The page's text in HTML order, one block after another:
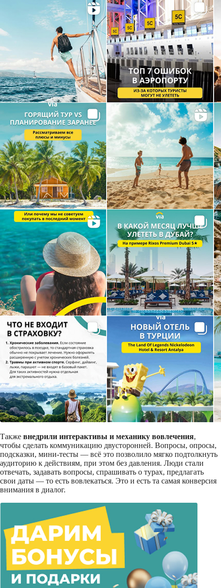
Также внедрили интерактивы и механику вовлечения,
чтобы сделать коммуникацию двусторонней. Вопросы, опросы,
подсказки, мини-тесты — всё это позволило мягко подтолкнуть
аудиторию к действиям, при этом без давления. Люди стали
отвечать, задавать вопросы, спрашивать о турах, предлагать
свои даты — то есть вовлекаться. Это и есть та самая конверсия
внимания в диалог.